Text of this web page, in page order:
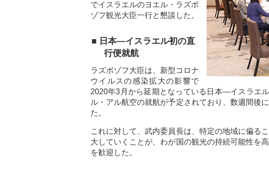
でイスラエルのヨエル・ラズボ
ゾフ観光大臣一行と懇談した。
■ 日本―イスラエル初の直
行便就航
ラズボゾフ大臣は、新型コロナ
ウイルスの感染拡大の影響で
2020年3月から延期となっている日本―イスラエ
ル・アル航空の就航が予定されており、数週間後
た。
これに対して、武内委員長は、特定の地域に偏る
大していくことが、わが国の観光の持続可能性を
を歓迎した。